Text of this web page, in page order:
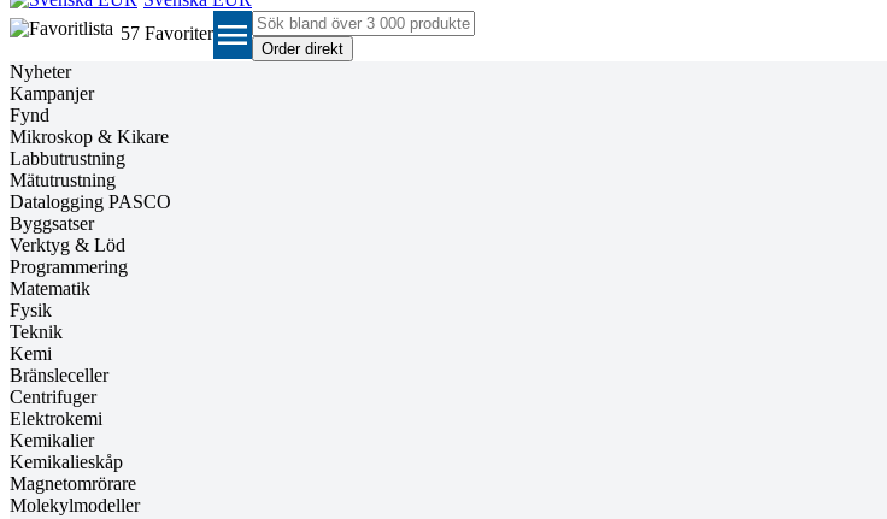
57 Favoriter menu
Nyheter
Kampanjer
Fynd
Mikroskop & Kikare
Labbutrustning
Mätutrustning
Datalogging PASCO
Byggsatser
Verktyg & Löd
Programmering
Matematik
Fysik
Teknik
Kemi
Bränsleceller
Centrifuger
Elektrokemi
Kemikalier
Kemikalieskåp
Magnetomrörare
Molekylmodeller